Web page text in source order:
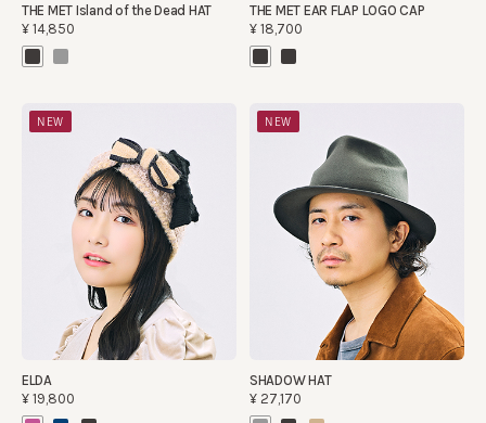
THE MET Island of the Dead HAT
¥14,850
THE MET EAR FLAP LOGO CAP
¥18,700
NEW
ELDA
¥19,800
NEW
SHADOW HAT
¥27,170